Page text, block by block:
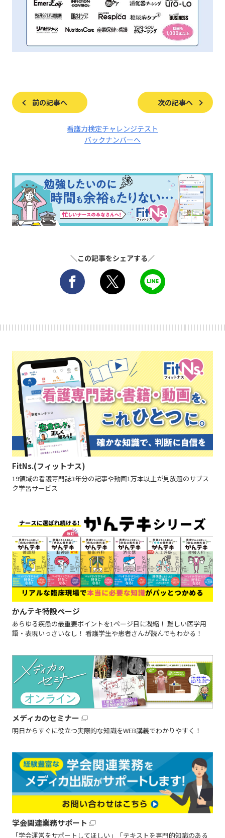
前の記事へ 次の記事へ
看護力検定チャレンジテスト
バックナンバーへ
＼この記事をシェアする／
FitNs.(フィットナス)
19領域の看護専門誌3年分の記事や動画1万本以上が見放題のサブス
ク学習サービス
かんテキ特設ページ
あらゆる疾患の最重要ポイントを1ページ目に凝縮！ 難しい医学用
語・表現いっさいなし！ 看護学生や患者さんが読んでもわかる！
メディカのセミナー
明日からすぐに役立つ実際的な知識をWEB講義でわかりやすく！
学会関連業務サポート
「学会運営をサポートしてほしい」「テキストを専門的知識のある